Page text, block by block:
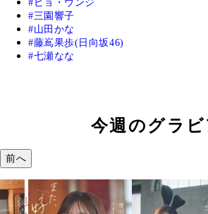
ピョ・ウンジ
三園響子
山田かな
藤嶌果歩(日向坂46)
七瀬なな
今週のグラビ
前へ